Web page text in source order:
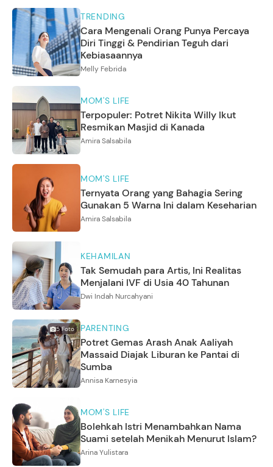
TRENDING
Cara Mengenali Orang Punya Percaya
Diri Tinggi & Pendirian Teguh dari
Kebiasaannya
Melly Febrida
MOM'S LIFE
Terpopuler: Potret Nikita Willy Ikut
Resmikan Masjid di Kanada
Amira Salsabila
MOM'S LIFE
Ternyata Orang yang Bahagia Sering
Gunakan 5 Warna Ini dalam Keseharian
Amira Salsabila
KEHAMILAN
Tak Semudah para Artis, Ini Realitas
Menjalani IVF di Usia 40 Tahunan
Dwi Indah Nurcahyani
5Foto PARENTING
Potret Gemas Arash Anak Aaliyah
Massaid Diajak Liburan ke Pantai di
Sumba
Annisa Karnesyia
MOM'S LIFE
Bolehkah Istri Menambahkan Nama
Suami setelah Menikah Menurut Islam?
Arina Yulistara